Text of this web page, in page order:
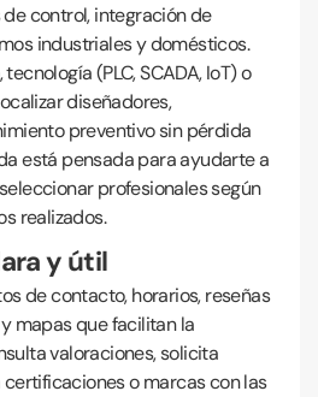
control, integración de
industriales y domésticos.
(PLC, SCADA, IoT) o
diseñadores,
preventivo sin pérdida
está pensada para ayudarte a
profesionales según
realizados.
y útil
de contacto, horarios, reseñas
mapas que facilitan la
valoraciones, solicita
o marcas con las